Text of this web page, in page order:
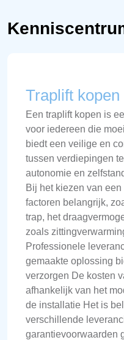
Traplift kopen
Een traplift kopen is
voor iedereen die
biedt een veilige en
tussen verdiepingen
autonomie en
Bij het kiezen van
factoren belangrijk,
trap, het
zoals
Professionele
gemaakte oplossing
verzorgen De kosten
afhankelijk van het
de installatie Het is
verschillende
garantievoorwaarden